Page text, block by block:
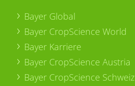
Bayer Global
Bayer CropScience World
Bayer Karriere
Bayer CropScience Austria
Bayer CropScience Schweiz